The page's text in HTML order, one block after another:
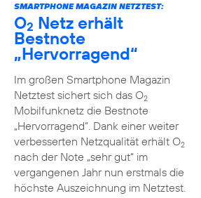
SMARTPHONE MAGAZIN NETZTEST:
O2 Netz erhält
Bestnote
„Hervorragend“
Im großen Smartphone Magazin
Netztest sichert sich das O2
Mobilfunknetz die Bestnote
„Hervorragend“. Dank einer weiter
verbesserten Netzqualität erhält O2
nach der Note „sehr gut“ im
vergangenen Jahr nun erstmals die
höchste Auszeichnung im Netztest.